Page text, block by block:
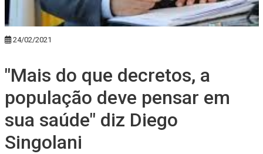
24/02/2021
"Mais do que decretos, a
população deve pensar em
sua saúde" diz Diego
Singolani